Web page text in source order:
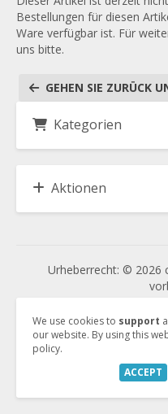
Bestellungen für diesen
Ware verfügbar ist. Für
uns bitte.
GEHEN SIE ZURÜCK
Kategorien
Aktionen
Urheberrecht: © 2026
We use cookies to support
our website. By using this
policy.
ACCEPT